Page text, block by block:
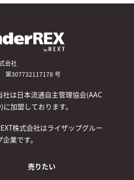
会社
第307732117178 号
社は日本流通自主管理協会(AAC
に加盟しております。
株式会社はライザップグルー
企業です。
売りたい